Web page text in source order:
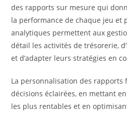
des rapports sur mesure qui
la performance de chaque jeu et
analytiques permettent aux
détail les activités de trésorerie,
et d’adapter leurs stratégies en
La personnalisation des rapports
décisions éclairées, en mettant
les plus rentables et en